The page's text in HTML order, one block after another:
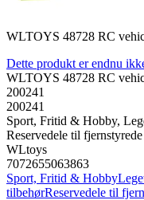
WLTOYS 48728 RC
Dette produkt er endnu
WLTOYS 48728 RC
200241
200241
Sport, Fritid & Hobby,
Reservedele til
WLtoys
7072655063863
Sport, Fritid & Hobby
tilbehørReservedele til